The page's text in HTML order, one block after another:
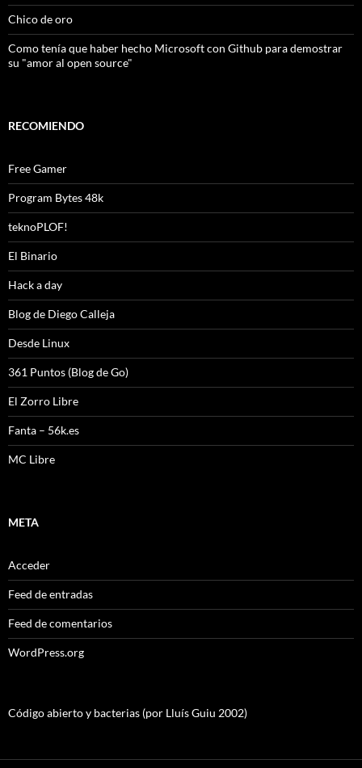
Chico de oro
Como tenía que haber hecho Microsoft con Github para demostrar
su "amor al open source"
RECOMIENDO
Free Gamer
Program Bytes 48k
teknoPLOF!
El Binario
Hack a day
Blog de Diego Calleja
Desde Linux
361 Puntos (Blog de Go)
El Zorro Libre
Fanta – 56k.es
MC Libre
META
Acceder
Feed de entradas
Feed de comentarios
WordPress.org
Código abierto y bacterias (por Lluís Guiu 2002)